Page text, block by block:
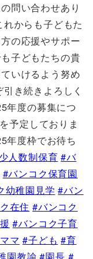
問い合わせあり
からも子どもた
の応援やサポー
子どもたちの貴
いけるよう努め
き続きよろしく
年度の募集につ
予定しておりま
年度枠でお待ち
人数制保育 #バ
#バンコク保育園
幼稚園見学 #バン
在住 #バンコク
#バンコク子育
マ #子ども #育